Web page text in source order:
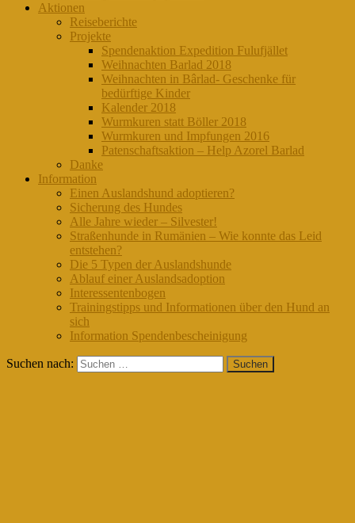
Aktionen
Reiseberichte
Projekte
Spendenaktion Expedition Fulufjället
Weihnachten Barlad 2018
Weihnachten in Bârlad- Geschenke für
bedürftige Kinder
Kalender 2018
Wurmkuren statt Böller 2018
Wurmkuren und Impfungen 2016
Patenschaftsaktion – Help Azorel Barlad
Danke
Information
Einen Auslandshund adoptieren?
Sicherung des Hundes
Alle Jahre wieder – Silvester!
Straßenhunde in Rumänien – Wie konnte das Leid
entstehen?
Die 5 Typen der Auslandshunde
Ablauf einer Auslandsadoption
Interessentenbogen
Trainingstipps und Informationen über den Hund an
sich
Information Spendenbescheinigung
Suchen nach: